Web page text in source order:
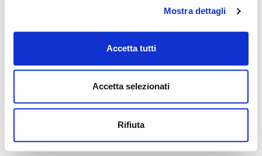
Mostra dettagli
Accetta tutti
Accetta selezionati
Rifiuta